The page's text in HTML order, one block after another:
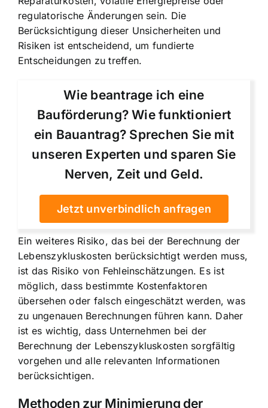
regulatorische Änderungen sein. Die
Berücksichtigung dieser Unsicherheiten und
Risiken ist entscheidend, um fundierte
Entscheidungen zu treffen.
Wie beantrage ich eine
Bauförderung? Wie funktioniert
ein Bauantrag? Sprechen Sie mit
unseren Experten und sparen Sie
Nerven, Zeit und Geld.
Jetzt unverbindlich anfragen
Ein weiteres Risiko, das bei der Berechnung der
Lebenszykluskosten berücksichtigt werden muss,
ist das Risiko von Fehleinschätzungen. Es ist
möglich, dass bestimmte Kostenfaktoren
übersehen oder falsch eingeschätzt werden, was
zu ungenauen Berechnungen führen kann. Daher
ist es wichtig, dass Unternehmen bei der
Berechnung der Lebenszykluskosten sorgfältig
vorgehen und alle relevanten Informationen
berücksichtigen.
Methoden zur Minimierung der